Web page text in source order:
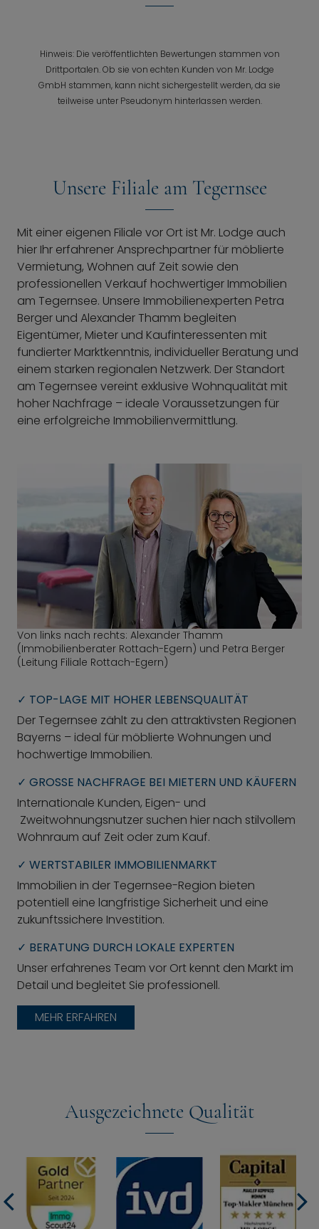
Hinweis: Die veröffentlichten Bewertungen stammen von
Drittportalen. Ob sie von echten Kunden von Mr. Lodge
GmbH stammen, kann nicht sichergestellt werden, da sie
teilweise unter Pseudonym hinterlassen werden.
Unsere Filiale am Tegernsee
Mit einer eigenen Filiale vor Ort ist Mr. Lodge auch
hier Ihr erfahrener Ansprechpartner für möblierte
Vermietung, Wohnen auf Zeit sowie den
professionellen Verkauf hochwertiger Immobilien
am Tegernsee. Unsere Immobilienexperten Petra
Berger und Alexander Thamm begleiten
Eigentümer, Mieter und Kaufinteressenten mit
fundierter Marktkenntnis, individueller Beratung und
einem starken regionalen Netzwerk. Der Standort
am Tegernsee vereint exklusive Wohnqualität mit
hoher Nachfrage – ideale Voraussetzungen für
eine erfolgreiche Immobilienvermittlung.
Von links nach rechts: Alexander Thamm
(Immobilienberater Rottach-Egern) und Petra Berger
(Leitung Filiale Rottach-Egern)
✓ TOP-LAGE MIT HOHER LEBENSQUALITÄT
Der Tegernsee zählt zu den attraktivsten Regionen
Bayerns – ideal für möblierte Wohnungen und
hochwertige Immobilien.
✓ GROSSE NACHFRAGE BEI MIETERN UND KÄUFERN
Internationale Kunden, Eigen- und
Zweitwohnungsnutzer suchen hier nach stilvollem
Wohnraum auf Zeit oder zum Kauf.
✓ WERTSTABILER IMMOBILIENMARKT
Immobilien in der Tegernsee-Region bieten
potentiell eine langfristige Sicherheit und eine
zukunftssichere Investition.
✓ BERATUNG DURCH LOKALE EXPERTEN
Unser erfahrenes Team vor Ort kennt den Markt im
Detail und begleitet Sie professionell.
MEHR ERFAHREN
Ausgezeichnete Qualität